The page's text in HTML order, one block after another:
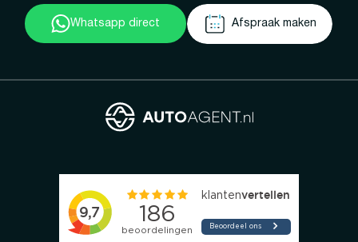
Whatsapp direct Afspraak maken